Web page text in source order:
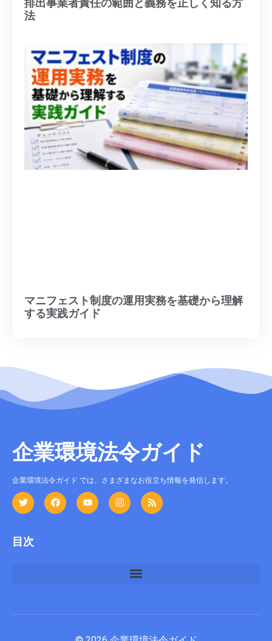
排出事業者責任の範囲と義務を正しく知る方
法
マニフェスト制度の運用実務を基礎から理解
する実践ガイド
企業環境法令ガイド
企業環境法令ガイド では、さまざまなお役立ち情報を発信します。
目次